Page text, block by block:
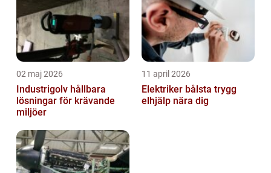
02 maj 2026
Industrigolv hållbara
lösningar för krävande
miljöer
11 april 2026
Elektriker bålsta trygg
elhjälp nära dig